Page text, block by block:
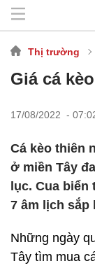
Thị trường
Giá cá
17/08/2022 -
Cá kèo thiên
ở miền Tây
lục. Cua
7 âm lịch sắp
Những ngày
Tây tìm mua